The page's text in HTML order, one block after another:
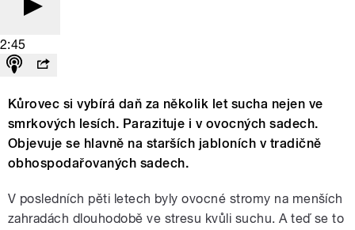
2:45
Kůrovec si vybírá daň za několik let sucha nejen ve
smrkových lesích. Parazituje i v ovocných sadech.
Objevuje se hlavně na starších jabloních v tradičně
obhospodařovaných sadech.
V posledních pěti letech byly ovocné stromy na menších
zahradách dlouhodobě ve stresu kvůli suchu. A teď se to